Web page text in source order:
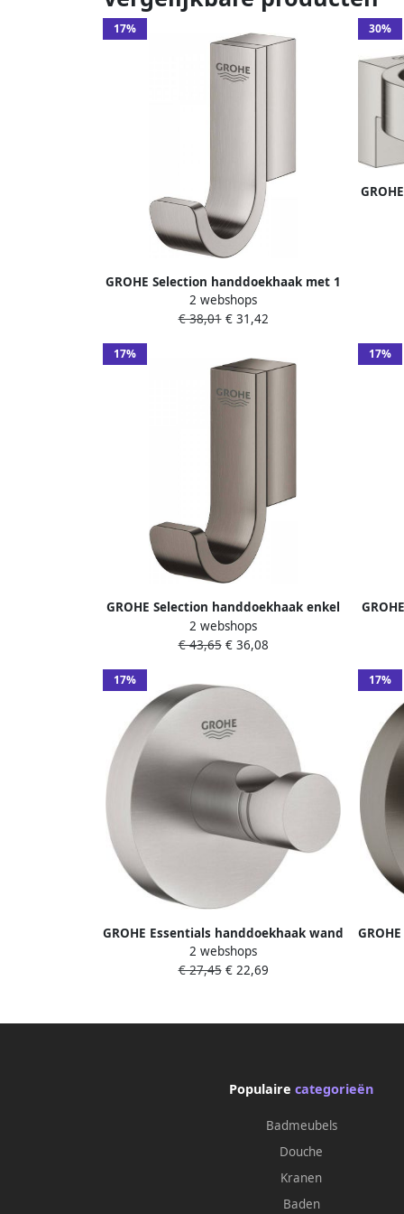
17%
GROHE Selection handdoekhaak met 1
haak hxdxl 52x44x52mm kleur
supersteel
2 webshops
€ 38,01€ 31,42
30%
17%
GROHE Selection handdoekhaak enkel
metaal hard graphite geborsteld
41039AL0
2 webshops
€ 43,65€ 36,08
17%
17%
GROHE Essentials handdoekhaak wand
enkel 1-gats metaal supersteel
40364DC1
2 webshops
€ 27,45€ 22,69
17%
Populaire categorieën
Badmeubels
Douche
Kranen
Baden